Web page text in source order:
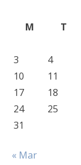
M
T
3
4
10
11
17
18
24
25
31
« Mar